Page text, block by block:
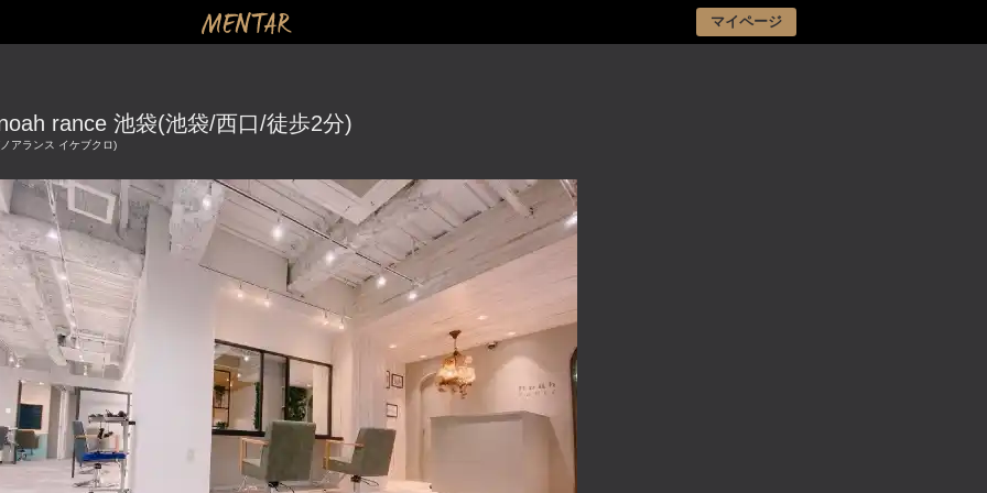
マイページ
rance 池袋(池袋/西口/徒歩2分)
ノアランス イケブクロ